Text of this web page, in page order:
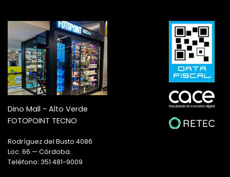
Dino Mall - Alto Verde
FOTOPOINT TECNO
Rodríguez del Busto 4086
Loc. 66 — Córdoba.
Teléfono: 351 481-9009